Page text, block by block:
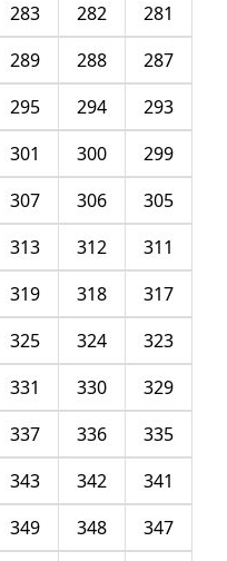
281
282
283
287
288
289
293
294
295
299
300
301
305
306
307
311
312
313
317
318
319
323
324
325
329
330
331
335
336
337
341
342
343
347
348
349